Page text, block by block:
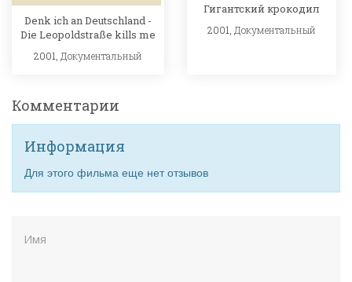
Denk ich an Deutschland -
Die Leopoldstraße kills me
2001, Документальный
Гигантский крокодил
2001, Документальный
Комментарии
Информация
Для этого фильма еще нет отзывов